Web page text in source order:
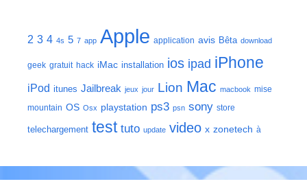
2 3 4 4s 5 7 app Apple application avis Bêta download
geek gratuit hack iMac installation ios ipad iPhone
iPod itunes Jailbreak jeux jour Lion Mac macbook mise
mountain OS Osx playstation ps3 psn sony store
telechargement test tuto update video x zonetech à